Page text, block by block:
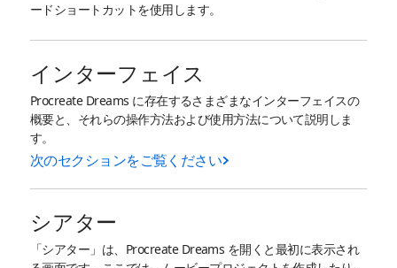
ードショートカットを使用します。
インターフェイス
Procreate Dreams に存在するさまざまなインターフェイスの
概要と、それらの操作方法および使用方法について説明しま
す。
次のセクションをご覧ください
シアター
「シアター」は、Procreate Dreams を開くと最初に表示され